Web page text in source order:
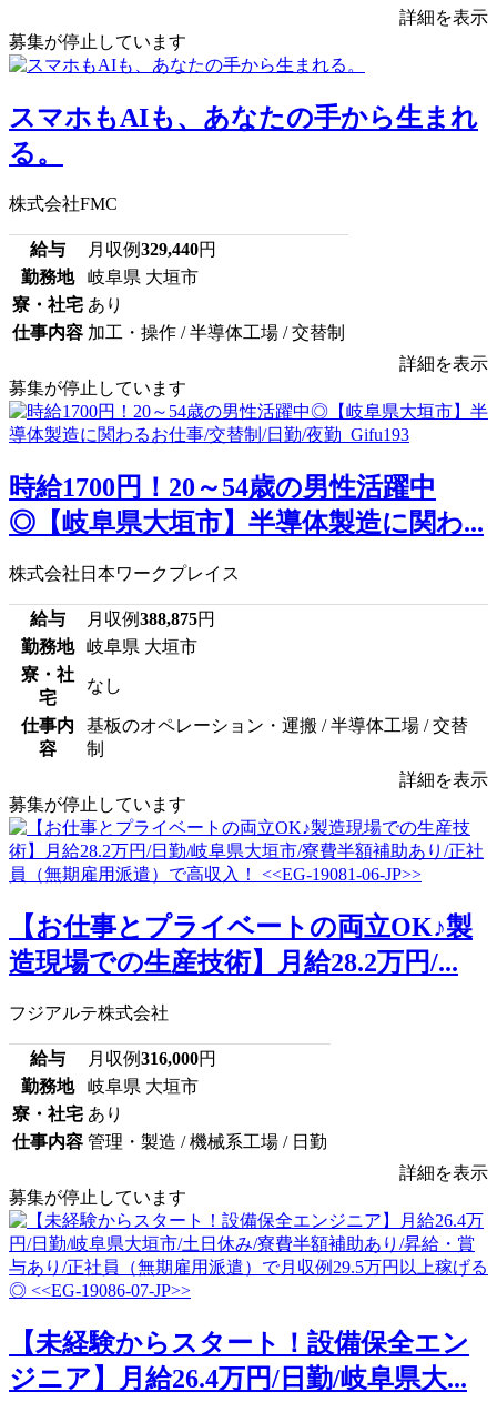
詳細を表示
募集が停止しています
スマホもAIも、あなたの手から生まれ
る。
株式会社FMC
給与 月収例329,440円
勤務地
岐阜県 大垣市
寮・社宅 あり
仕事内容 加工・操作 / 半導体工場 / 交替制
詳細を表示
募集が停止しています
時給1700円！20～54歳の男性活躍中
◎【岐阜県大垣市】半導体製造に関わ...
株式会社日本ワークプレイス
給与 月収例388,875円
勤務地
岐阜県 大垣市
寮・社
宅
なし
仕事内
容
基板のオペレーション・運搬 / 半導体工場 / 交替
制
詳細を表示
募集が停止しています
【お仕事とプライベートの両立OK♪製
造現場での生産技術】月給28.2万円/...
フジアルテ株式会社
給与 月収例316,000円
勤務地
岐阜県 大垣市
寮・社宅 あり
仕事内容 管理・製造 / 機械系工場 / 日勤
詳細を表示
募集が停止しています
【未経験からスタート！設備保全エン
ジニア】月給26.4万円/日勤/岐阜県大...